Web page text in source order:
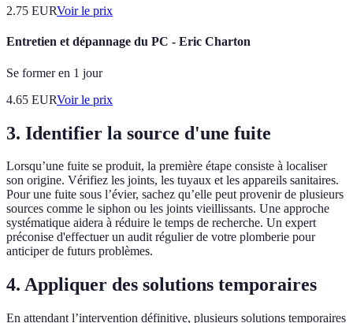
2.75 EURVoir le prix
Entretien et dépannage du PC - Eric Charton
Se former en 1 jour
4.65 EURVoir le prix
3. Identifier la source d'une fuite
Lorsqu’une fuite se produit, la première étape consiste à localiser
son origine. Vérifiez les joints, les tuyaux et les appareils sanitaires.
Pour une fuite sous l’évier, sachez qu’elle peut provenir de plusieurs
sources comme le siphon ou les joints vieillissants. Une approche
systématique aidera à réduire le temps de recherche. Un expert
préconise d'effectuer un audit régulier de votre plomberie pour
anticiper de futurs problèmes.
4. Appliquer des solutions temporaires
En attendant l’intervention définitive, plusieurs solutions temporaires